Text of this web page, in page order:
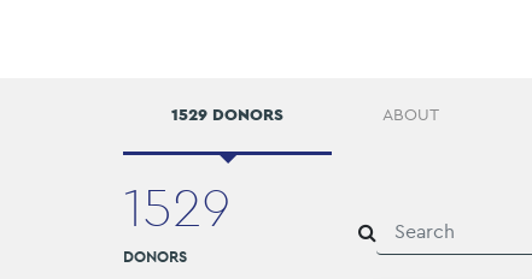
1529 DONORS ABOUT
1529
DONORS